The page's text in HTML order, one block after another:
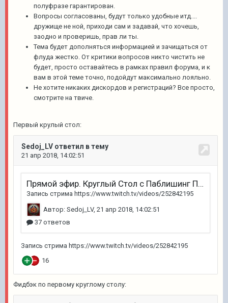
полуфразе гарантирован.
Вопросы согласованы, будут только удобные итд....
дружище не ной, приходи сам и задавай, что хочешь,
заодно и проверишь, прав ли ты.
Тема будет дополняться информацией и зачищаться от
флуда жестко. От критики вопросов никто чистить не
будет, просто оставайтесь в рамках правил форума, и к
вам в этой теме точно, подойдут максимально лояльно.
Не хотите никаких дискордов и регистраций? Все просто,
смотрите на твиче.
Первый крулый стол:
Фидбэк по первому круглому столу: